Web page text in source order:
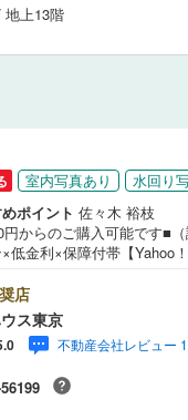
地上13階
室内写真あり
水回り
ポイント 佐々木 裕枝
からのご購入可能です■
×低金利×保障付帯【Yahoo
ーン」の対象になります
問い合わせください。※必
ボーナスライトは出
はお気軽にどうぞ♪お電話
店
ス東京
不動産会社レビュー
ン（宇都宮～逗子）
)
)
)
)
数200以上）
が始発駅 （ 11 ）
ュサービス
）